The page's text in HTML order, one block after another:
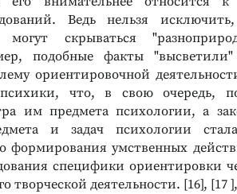
Ведь нельзя
скрываться
подобные факты
ориентировочной
что, в свою очередь,
им предмета психологии, а
и задач психологии
формирования умственных
специфики ориентировки
творческой деятельности. [16], [17